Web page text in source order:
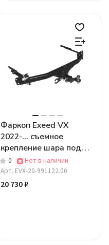
Фаркоп Exeed VX
2022-... съемное
крепление шара под
американский квадрат
0
Нет в наличии
Арт. EVX-20-991122.00
20 730 ₽